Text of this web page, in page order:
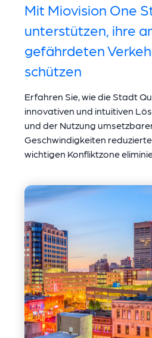
Mit Miovision One
unterstützen, ihre
gefährdeten
schützen
Erfahren Sie, wie die Stadt
innovativen und intuitiven
und der Nutzung
Geschwindigkeiten
wichtigen Konfliktzone